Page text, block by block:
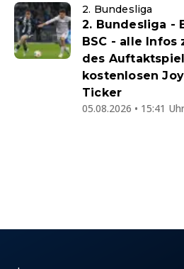
2. Bundesliga
2. Bundesliga -
BSC - alle
des
kostenlosen
Ticker
05.08.2026 • 15:41 Uhr